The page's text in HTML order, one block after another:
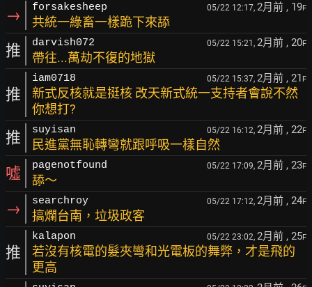
→ forsakesheep 05/22 12:17, 2月前 , 19F
共統一綠畜一樣跪下來舔
推 darvish072 05/22 15:21, 2月前 , 20F
帶往...萬劫不復的地獄
推
iam0718 05/22 15:37, 2月前 , 21 F
新式反核就是挺核 改天新式統一支持者會說不然
你想打?
推 suyisan 05/22 16:12, 2月前 , 22F
民進黨無恥轉彎就跟呼吸一樣自然
噓 pagenotfound 05/22 17:09, 2月前 , 23F
舔～
→ searchroy 05/22 17:12, 2月前 , 24F
搞爛台南，垃圾政客
推
kalapon 05/22 23:02, 2月前 , 25F
若沒有核電的髮夾彎和光電板的舞弊，才是飛的
更高